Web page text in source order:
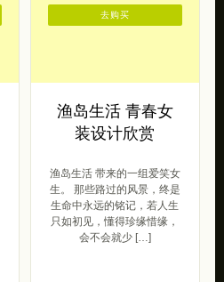
渔岛生活 青春女
装设计欣赏
渔岛生活 带来的一组爱笑女
生。 那些路过的风景，终是
生命中永远的铭记，若人生
只如初见，懂得珍缘惜缘，
会不会就少 […]
去购买